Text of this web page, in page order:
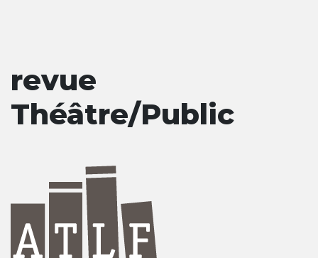
revue
Théâtre/Public